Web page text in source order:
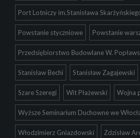
Port Lotniczy im.Stanisława
Powstanie styczniowe Powstanie
Przedsiębiorstwo Budowlane W.
Stanisław Bechi Stanisław Zagajewski
Szare Szeregi Wit Płażewski Wojna
Wyższe Seminarium Duchowne we
Włodzimierz Gniazdowski Zdzisław